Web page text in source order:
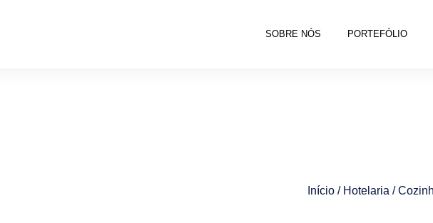
SOBRE NÓS PORTEFÓLIO
Início / Hotelaria /